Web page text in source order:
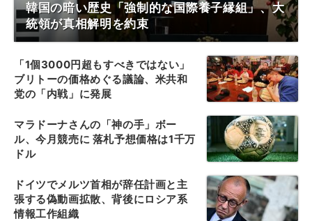
韓国の暗い歴史「強制的な国際養子縁組」、大
統領が真相解明を約束
「1個3000円超もすべきではない」
ブリトーの価格めぐる議論、米共和
党の「内戦」に発展
マラドーナさんの「神の手」ボー
ル、今月競売に 落札予想価格は1千万
ドル
ドイツでメルツ首相が辞任計画と主
張する偽動画拡散、背後にロシア系
情報工作組織